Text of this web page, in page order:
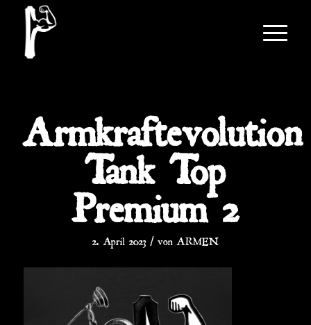
Armkraftevolution
Tank Top
Premium 2
2. April 2023 / ARMEN